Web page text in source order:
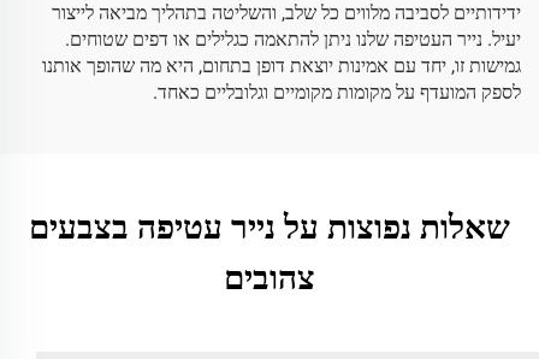
ידידותיים לסביבה מלווים כל שלב, והשליטה בתהליך מביאה לייצור
יעיל. נייר העטיפה שלנו ניתן להתאמה כגלילים או דפים שטוחים.
גמישות זו, יחד עם אמינות יוצאת דופן בתחום, היא מה שהופך אותנו
לספק המועדף על מקומות מקומיים וגלובליים כאחד.
שאלות נפוצות על נייר עטיפה בצבעים
צהובים